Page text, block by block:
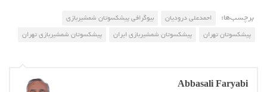
برچسب‌ها: احمدعلی درودیان
بیوگرافی پیشکسوتان شمشیربازی
پیشکسوتان تهران
پیشکسوتان شمشیربازی ایران پیشکسوتان شمشیربازی تهران
Abbasali Faryabi